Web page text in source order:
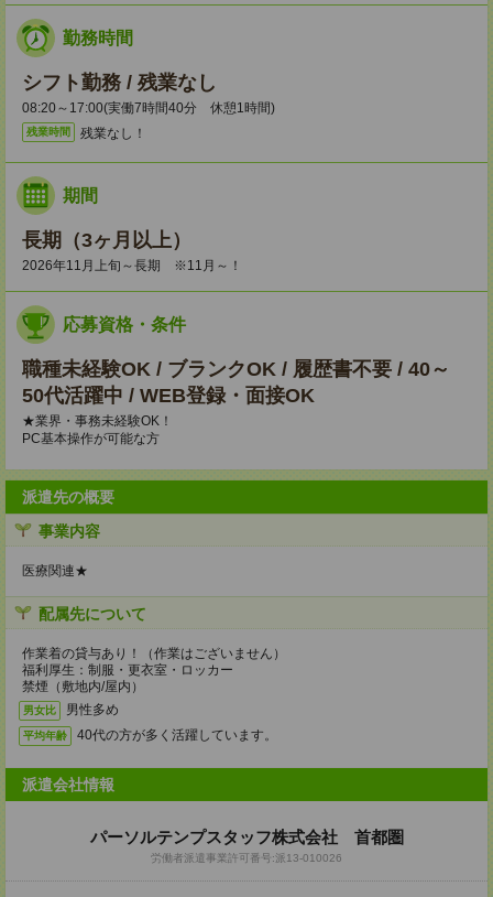
勤務時間
シフト勤務 / 残業なし
08:20～17:00(実働7時間40分 休憩1時間)
残業時間 残業なし！
期間
長期（3ヶ月以上）
2026年11月上旬～長期 ※11月～！
応募資格・条件
職種未経験OK / ブランクOK / 履歴書不要 / 40～
50代活躍中 / WEB登録・面接OK
★業界・事務未経験OK！
PC基本操作が可能な方
派遣先の概要
事業内容
医療関連★
配属先について
作業着の貸与あり！（作業はございません）
福利厚生：制服・更衣室・ロッカー
禁煙（敷地内/屋内）
男女比 男性多め
平均年齢 40代の方が多く活躍しています。
派遣会社情報
パーソルテンプスタッフ株式会社 首都圏
労働者派遣事業許可番号:派13-010026